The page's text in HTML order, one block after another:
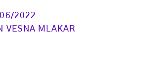
2022
VESNA MLAKAR